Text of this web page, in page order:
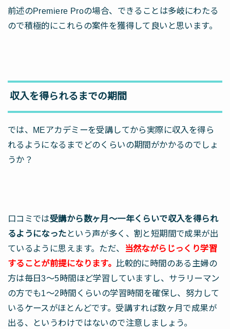
前述のPremiere Proの場合、できることは多岐にわたる
ので積極的にこれらの案件を獲得して良いと思います。
収入を得られるまでの期間
では、MEアカデミーを受講してから実際に収入を得ら
れるようになるまでどのくらいの期間がかかるのでしょ
うか？
口コミでは受講から数ヶ月～一年くらいで収入を得られ
るようになった という声が多く、割と短期間で成果が出
ているように思えます。ただ、
当然ながらじっくり学習
することが前提になります。
比較的に時間のある主婦の
方は毎日3～5時間ほど学習していますし、サラリーマン
の方でも1～2時間くらいの学習時間を確保し、努力して
いるケースがほとんどです。受講すれば数ヶ月で成果が
出る、というわけではないので注意しましょう。